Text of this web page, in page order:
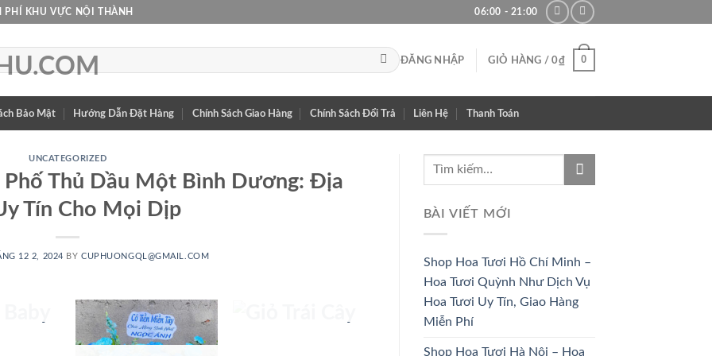
KHU VỰC NỘI THÀNH 06:00 - 21:00
ĐĂNG NHẬP GIỎ HÀNG /0₫ 0
Bảo Mật Hướng Dẫn Đặt Hàng Chính Sách Giao Hàng Chính Sách Đổi Trả Liên Hệ Thanh Toán
UNCATEGORIZED
Phố Thủ Dầu Một Bình Dương: Địa
Tín Cho Mọi Dịp
12 2, 2024 BYCUPHUONGQL@GMAIL.COM
HOA CÔ
HOA KHAI
BÀI VIẾT MỚI
Shop Hoa Tươi Hồ Chí Minh –
Hoa Tươi Quỳnh Như Dịch Vụ
Hoa Tươi Uy Tín, Giao Hàng
Miễn Phí
Shop Hoa Tươi Hà Nội – Hoa